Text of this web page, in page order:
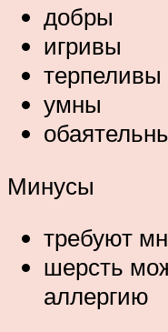
добры
игривы
терпеливы
умны
Минусы
требуют
шерсть
аллергию